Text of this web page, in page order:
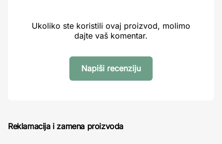
Ukoliko ste koristili ovaj proizvod, molimo
dajte vaš komentar.
Napiši recenziju
Reklamacija i zamena proizvoda